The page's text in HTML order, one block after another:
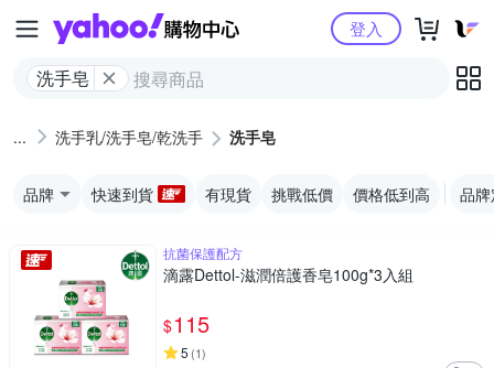
Yahoo購物中心
洗手皂
登入
洗手乳/洗手皂/乾洗手 洗手皂
品牌 快速到貨 有現貨 挑戰低價 價格低到高 品
抗菌保護配方
滴露Dettol-滋潤倍護香皂100g*3入組
$115
5 (1)